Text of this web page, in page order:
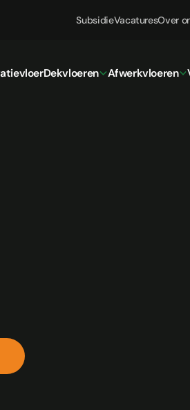
SubsidieVacaturesOver
Dekvloeren Afwerkvloeren